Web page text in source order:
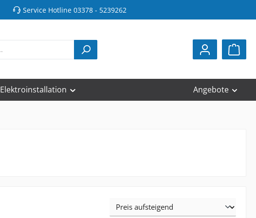
Service Hotline 03378 - 5239262
Elektroinstallation Angebote